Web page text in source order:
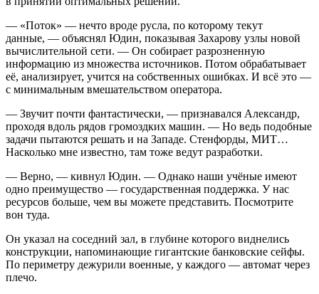
— «Поток» — нечто вроде русла, по которому текут
данные, — объяснял Юдин, показывая Захарову узлы новой
вычислительной сети. — Он собирает разрозненную
информацию из множества источников. Потом обрабатывает
её, анализирует, учится на собственных ошибках. И всё это —
с минимальным вмешательством оператора.
— Звучит почти фантастически, — признавался Александр,
проходя вдоль рядов громоздких машин. — Но ведь подобные
задачи пытаются решать и на Западе. Стенфорды, МИТ…
Насколько мне известно, там тоже ведут разработки.
— Верно, — кивнул Юдин. — Однако наши учёные имеют
одно преимущество — государственная поддержка. У нас
ресурсов больше, чем вы можете представить. Посмотрите
вон туда.
Он указал на соседний зал, в глубине которого виднелись
конструкции, напоминающие гигантские банковские сейфы.
По периметру дежурили военные, у каждого — автомат через
плечо.